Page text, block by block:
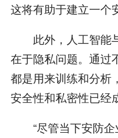
这将有助于建立一个
此外，人工智能
在于隐私问题。通过
都是用来训练和分析
安全性和私密性已经
“尽管当下安防企